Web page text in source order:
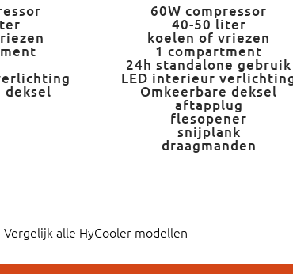
deksel
60W compressor
40-50 liter
koelen of vriezen
1 compartment
24h standalone gebruik
LED interieur
Omkeerbare deksel
aftapplug
flesopener
snijplank
draagmanden
Vergelijk alle HyCooler modellen